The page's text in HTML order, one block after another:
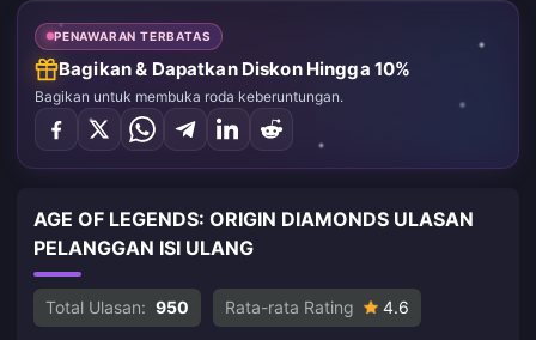
PENAWARAN TERBATAS
Bagikan & Dapatkan Diskon Hingga 10%
Bagikan untuk membuka roda keberuntungan.
AGE OF LEGENDS: ORIGIN DIAMONDS ULASAN
PELANGGAN ISI ULANG
Total Ulasan: 950 Rata-rata Rating 4.6